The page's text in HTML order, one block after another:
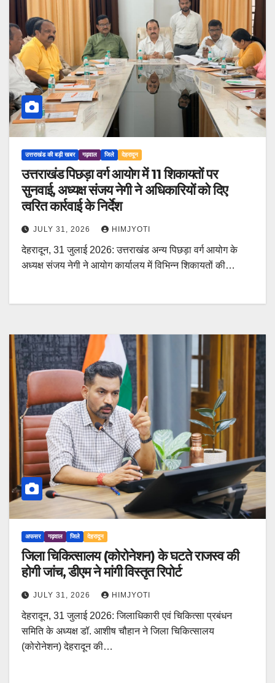
उत्तराखंड की बड़ी खबर गढ़वाल जिले देहरादून
उत्तराखंड पिछड़ा वर्ग आयोग में 11 शिकायतों पर
सुनवाई, अध्यक्ष संजय नेगी ने अधिकारियों को दिए
त्वरित कार्रवाई के निर्देश
JULY 31, 2026 HIMJYOTI
देहरादून, 31 जुलाई 2026: उत्तराखंड अन्य पिछड़ा वर्ग आयोग के
अध्यक्ष संजय नेगी ने आयोग कार्यालय में विभिन्न शिकायतों की…
अफसर गढ़वाल जिले देहरादून
जिला चिकित्सालय (कोरोनेशन) के घटते राजस्व की
होगी जांच, डीएम ने मांगी विस्तृत रिपोर्ट
JULY 31, 2026 HIMJYOTI
देहरादून, 31 जुलाई 2026: जिलाधिकारी एवं चिकित्सा प्रबंधन
समिति के अध्यक्ष डॉ. आशीष चौहान ने जिला चिकित्सालय
(कोरोनेशन) देहरादून की…